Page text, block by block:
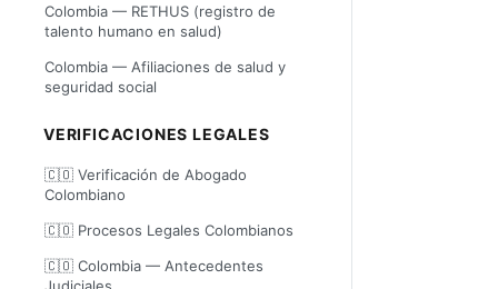
Colombia — RETHUS (registro de
talento humano en salud)
Colombia — Afiliaciones de salud y
seguridad social
VERIFICACIONES LEGALES
🇨🇴 Verificación de Abogado
Colombiano
🇨🇴 Procesos Legales Colombianos
🇨🇴 Colombia — Antecedentes
Judiciales